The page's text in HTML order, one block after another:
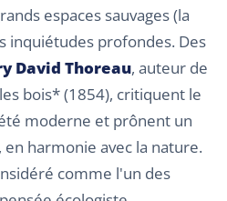
espaces sauvages (la
inquiétudes profondes. Des
David Thoreau, auteur de
bois* (1854), critiquent le
moderne et prônent un
harmonie avec la nature.
comme l'un des